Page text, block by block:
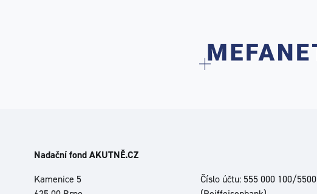
Nadační fond AKUTNĚ.CZ
Kamenice 5
Číslo účtu: 555 000 100/5500